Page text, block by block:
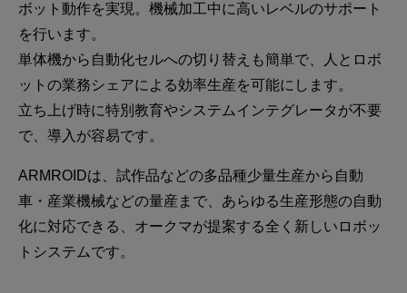
ボット動作を実現。機械加工中に高いレベルのサポート
を行います。
単体機から自動化セルへの切り替えも簡単で、人とロボ
ットの業務シェアによる効率生産を可能にします。
立ち上げ時に特別教育やシステムインテグレータが不要
で、導入が容易です。
ARMROIDは、試作品などの多品種少量生産から自動
車・産業機械などの量産まで、あらゆる生産形態の自動
化に対応できる、オークマが提案する全く新しいロボッ
トシステムです。